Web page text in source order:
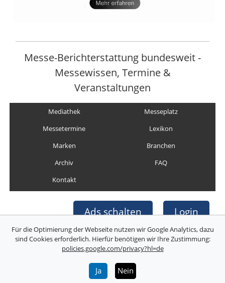
Messe-Berichterstattung bundesweit -
Messewissen, Termine &
Veranstaltungen
Mediathek
Messeplatz
Messetermine
Lexikon
Marken
Branchen
Archiv
FAQ
Kontakt
Ads schalten Login
Copyright © Deutsche Messefilm & Medien GmbH
Folgen Sie uns:
Impressum AGB
Für die Optimierung der Webseite nutzen wir Google Analytics, dazu
sind Cookies erforderlich. Hierfür benötigen wir Ihre Zustimmung:
policies.google.com/privacy?hl=de
Ja Nein